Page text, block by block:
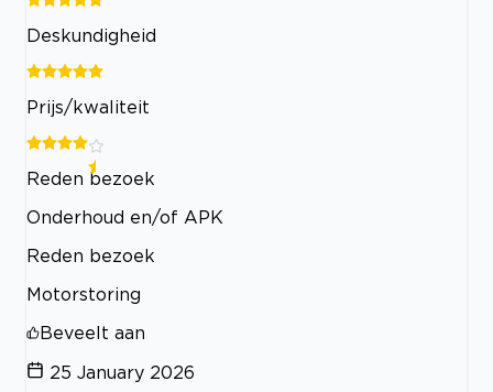
Deskundigheid
Prijs/kwaliteit
Reden bezoek
Onderhoud en/of APK
Reden bezoek
Motorstoring
Beveelt aan
25 January 2026